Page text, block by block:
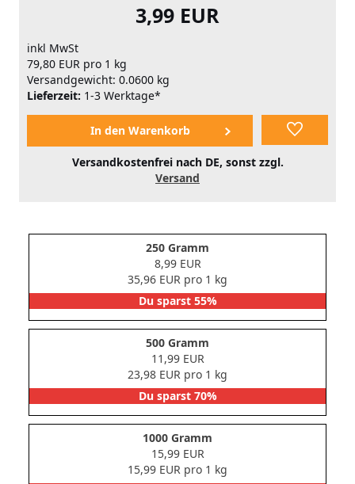
3,99 EUR
inkl MwSt
79,80 EUR pro 1 kg
Versandgewicht: 0.0600 kg
Lieferzeit: 1-3 Werktage*
Versandkostenfrei nach DE, sonst zzgl.
Versand
250 Gramm
8,99 EUR
35,96 EUR pro 1 kg
Du sparst 55%
500 Gramm
11,99 EUR
23,98 EUR pro 1 kg
Du sparst 70%
1000 Gramm
15,99 EUR
15,99 EUR pro 1 kg